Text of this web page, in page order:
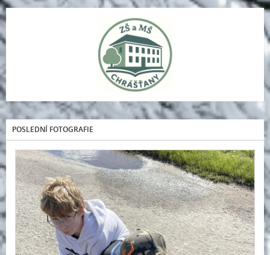
POSLEDNÍ FOTOGRAFIE